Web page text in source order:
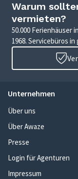
Warum
vermieten?
50.000 Ferienhäuser
1968. Servicebüros
Unternehmen
Über uns
Über Awaze
Presse
Login für Agenturen
Impressum